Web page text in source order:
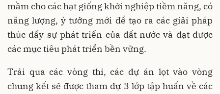
mầm cho các hạt giống khởi nghiệp tiềm năng, có
năng lượng, ý tưởng mới để tạo ra các giải pháp
thúc đẩy sự phát triển của đất nước và đạt được
các mục tiêu phát triển bền vững.
Trải qua các vòng thi, các dự án lọt vào vòng
chung kết sẽ được tham dự 3 lớp tập huấn về các